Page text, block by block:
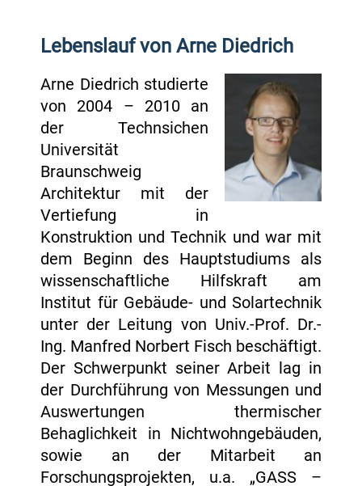
Lebenslauf von Arne Diedrich
Arne Diedrich studierte
von 2004 – 2010 an
der Technsichen
Universität
Braunschweig
Architektur mit der
Vertiefung in
Konstruktion und Technik und war mit
dem Beginn des Hauptstudiums als
wissenschaftliche Hilfskraft am
Institut für Gebäude- und Solartechnik
unter der Leitung von Univ.-Prof. Dr.-
Ing. Manfred Norbert Fisch beschäftigt.
Der Schwerpunkt seiner Arbeit lag in
der Durchführung von Messungen und
Auswertungen thermischer
Behaglichkeit in Nichtwohngebäuden,
sowie an der Mitarbeit an
Forschungsprojekten, u.a. „GASS –